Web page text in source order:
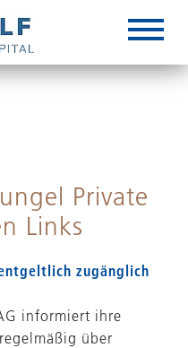
Private
Links
zugänglich
informiert ihre
über